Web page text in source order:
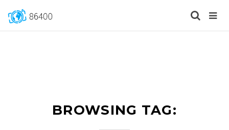
BROWSING TAG: